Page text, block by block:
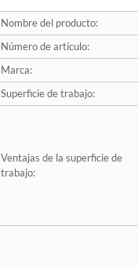
Nombre del producto:
Número de artículo:
Marca:
Superficie de trabajo:
Ventajas de la superficie de
trabajo: